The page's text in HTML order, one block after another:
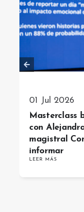
01 Jul 2026
Masterclass
con
magistral
informar
LEER MÁS